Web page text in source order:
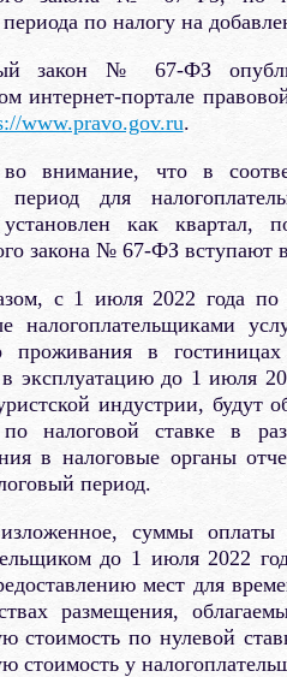
периода по налогу на
закон № 67-ФЗ
интернет-портале
www.pravo.gov.ru.
внимание, что в
период для
установлен как квартал,
закона № 67-ФЗ вступают
с 1 июля 2022 года
налогоплательщиками
проживания в
эксплуатацию до 1 июля
индустрии, будут
по налоговой ставке в
в налоговые органы
период.
суммы оплаты
до 1 июля 2022
мест для
размещения,
стоимость по нулевой
стоимость у